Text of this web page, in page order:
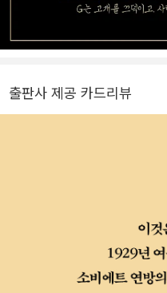
출판사 제공 카드리뷰